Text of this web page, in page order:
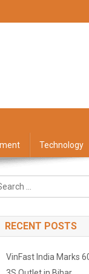
Technology
RECENT POSTS
VinFast India Marks